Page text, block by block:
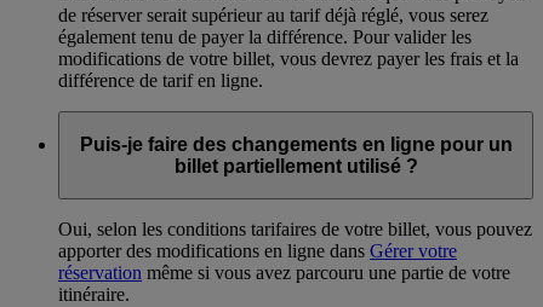
de réserver serait supérieur au tarif déjà réglé, vous serez
également tenu de payer la différence. Pour valider les
modifications de votre billet, vous devrez payer les frais et la
différence de tarif en ligne.
Puis-je faire des changements en ligne pour un
billet partiellement utilisé ?
Oui, selon les conditions tarifaires de votre billet, vous pouvez
apporter des modifications en ligne dans Gérer votre
réservation même si vous avez parcouru une partie de votre
itinéraire.